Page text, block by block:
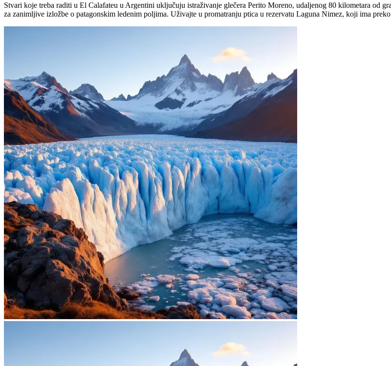
Stvari koje treba raditi u El Calafateu u Argentini uključuju istraživanje glečera Perito Moreno, udaljenog 80 kilometara od
za zanimljive izložbe o patagonskim ledenim poljima. Uživajte u promatranju ptica u rezervatu Laguna Nimez, koji ima